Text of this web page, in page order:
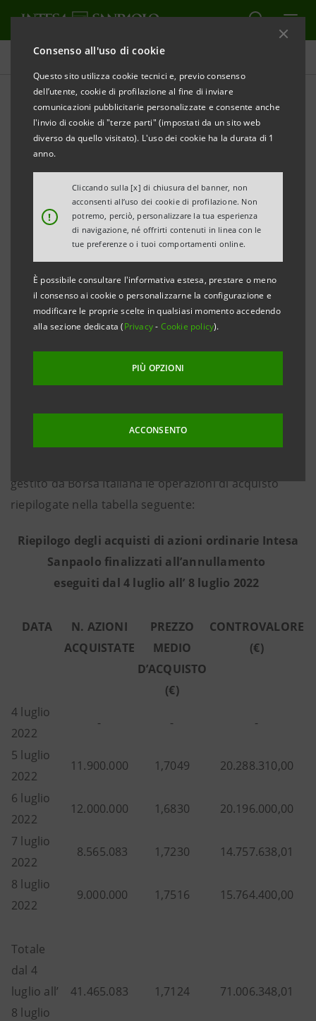
Consenso all'uso di cookie
Questo sito utilizza cookie tecnici e, previo consenso
dell’utente, cookie di profilazione al fine di inviare
comunicazioni pubblicitarie personalizzate e consente anche
l'invio di cookie di "terze parti" (impostati da un sito web
diverso da quello visitato). L'uso dei cookie ha la durata di 1
anno.
!
Cliccando sulla [x] di chiusura del banner, non
acconsenti all’uso dei cookie di profilazione. Non
potremo, perciò, personalizzare la tua esperienza
di navigazione, né offrirti contenuti in linea con le
tue preferenze o i tuoi comportamenti online.
È possibile consultare l'informativa estesa, prestare o meno
il consenso ai cookie o personalizzarne la configurazione e
modificare le proprie scelte in qualsiasi momento accedendo
alla sezione dedicata (Privacy- Cookie policy).
PIÙ OPZIONI
ACCONSENTO
Comunicati stampa
STAMPA AGGIORNA
INTESA SANPAOLO: ESECUZIONE DEL PROGRAMMA
DI ACQUISTO DI AZIONI PROPRIE FINALIZZATO
ALL’ANNULLAMENTO NEL PERIODO 4 LUGLIO - 8
LUGLIO 2022
Torino, Milano, 11 luglio 2022– Intesa Sanpaolo, in
relazione all’esecuzione del programma di acquisto di
azioni proprie finalizzato all’annullamento (
comunicato al mercato il 24 giugno 2022 e avviato il 4
luglio 2022, informa, ai sensi dell’art. 2 del
Regolamento Delegato UE 2016/1052 della
Commissione dell’ 8 marzo 2016, che nel periodo dal
4 luglio all’ 8 luglio 2022 - in base alle informazioni
gestito da Borsa Italiana le operazioni di acquisto
riepilogate nella tabella seguente:
Riepilogo degli acquisti di azioni ordinarie Intesa
Sanpaolo finalizzati all’annullamento
eseguiti dal 4 luglio all’ 8 luglio 2022
DATA
N. AZIONI
ACQUISTATE
PREZZO
MEDIO
D’ACQUISTO
(€)
CONTROVALORE
(€)
4 luglio
2022
- - -
5 luglio
2022
11.900.000 1,7049 20.288.310,00
6 luglio
2022
12.000.000 1,6830 20.196.000,00
7 luglio
2022
8.565.083 1,7230 14.757.638,01
8 luglio
2022
9.000.000 1,7516 15.764.400,00
Totale
dal 4
luglio all’
8 luglio
41.465.083 1,7124 71.006.348,01